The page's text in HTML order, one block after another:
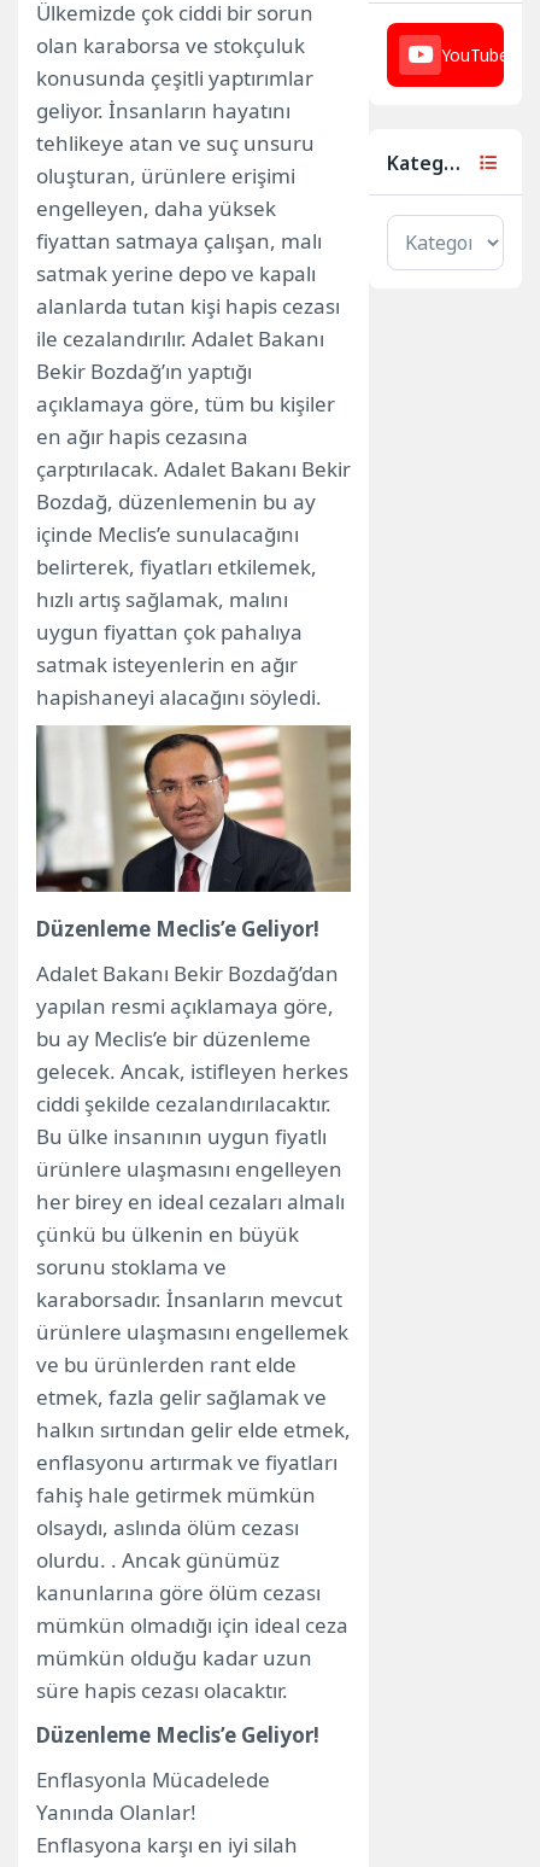
Ülkemizde çok ciddi bir sorun
olan karaborsa ve stokçuluk
konusunda çeşitli yaptırımlar
geliyor. İnsanların hayatını
tehlikeye atan ve suç unsuru
oluşturan, ürünlere erişimi
engelleyen, daha yüksek
fiyattan satmaya çalışan, malı
satmak yerine depo ve kapalı
alanlarda tutan kişi hapis cezası
ile cezalandırılır. Adalet Bakanı
Bekir Bozdağ’ın yaptığı
açıklamaya göre, tüm bu kişiler
en ağır hapis cezasına
çarptırılacak. Adalet Bakanı Bekir
Bozdağ, düzenlemenin bu ay
içinde Meclis’e sunulacağını
belirterek, fiyatları etkilemek,
hızlı artış sağlamak, malını
uygun fiyattan çok pahalıya
satmak isteyenlerin en ağır
hapishaneyi alacağını söyledi.
Düzenleme Meclis’e Geliyor!
Adalet Bakanı Bekir Bozdağ’dan
yapılan resmi açıklamaya göre,
bu ay Meclis’e bir düzenleme
gelecek. Ancak, istifleyen herkes
ciddi şekilde cezalandırılacaktır.
Bu ülke insanının uygun fiyatlı
ürünlere ulaşmasını engelleyen
her birey en ideal cezaları almalı
çünkü bu ülkenin en büyük
sorunu stoklama ve
karaborsadır. İnsanların mevcut
ürünlere ulaşmasını engellemek
ve bu ürünlerden rant elde
etmek, fazla gelir sağlamak ve
halkın sırtından gelir elde etmek,
enflasyonu artırmak ve fiyatları
fahiş hale getirmek mümkün
olsaydı, aslında ölüm cezası
olurdu. . Ancak günümüz
kanunlarına göre ölüm cezası
mümkün olmadığı için ideal ceza
mümkün olduğu kadar uzun
süre hapis cezası olacaktır.
Düzenleme Meclis’e Geliyor!
Enflasyonla Mücadelede
Yanında Olanlar!
Enflasyona karşı en iyi silah
YouTube
Kategoriler